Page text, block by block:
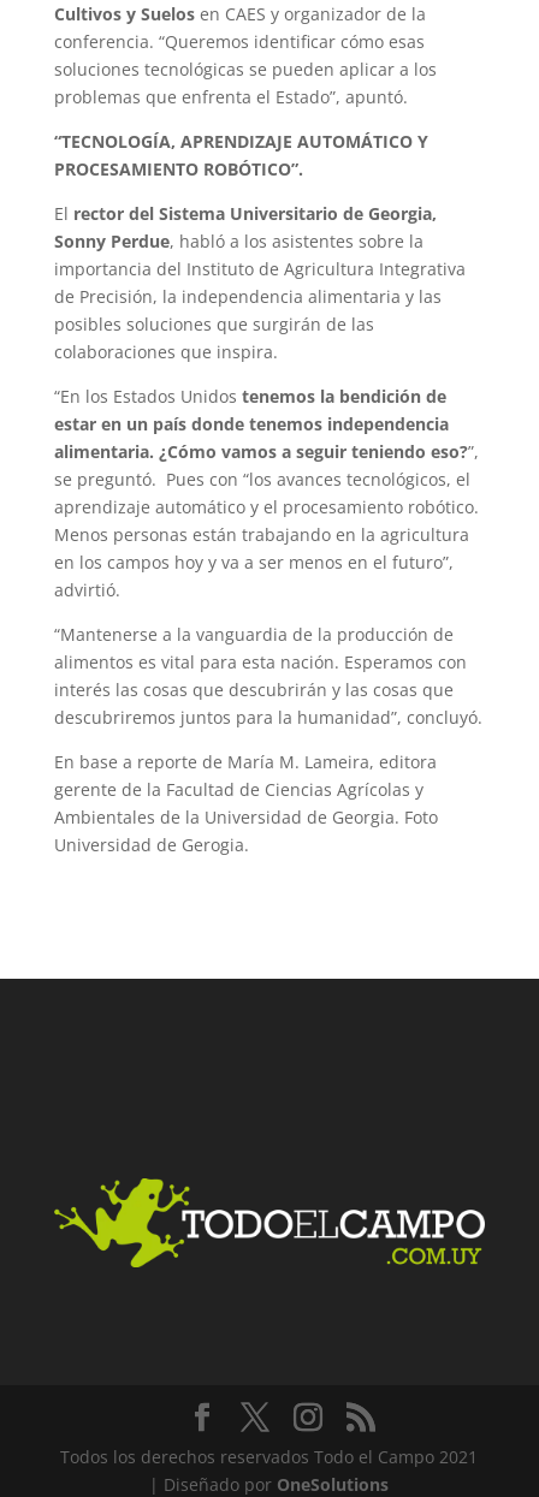
Cultivos y Suelosen CAES y organizador de la
conferencia. “Queremos identificar cómo esas
soluciones tecnológicas se pueden aplicar a los
problemas que enfrenta el Estado”, apuntó.
“TECNOLOGÍA, APRENDIZAJE AUTOMÁTICO Y
PROCESAMIENTO ROBÓTICO”.
El rector del Sistema Universitario de Georgia,
Sonny Perdue, habló a los asistentes sobre la
importancia del Instituto de Agricultura Integrativa
de Precisión, la independencia alimentaria y las
posibles soluciones que surgirán de las
colaboraciones que inspira.
“En los Estados Unidos tenemos la bendición de
estar en un país donde tenemos independencia
alimentaria. ¿Cómo vamos a seguir teniendo eso?”,
se preguntó. Pues con “los avances tecnológicos, el
aprendizaje automático y el procesamiento robótico.
Menos personas están trabajando en la agricultura
en los campos hoy y va a ser menos en el futuro”,
advirtió.
“Mantenerse a la vanguardia de la producción de
alimentos es vital para esta nación. Esperamos con
interés las cosas que descubrirán y las cosas que
descubriremos juntos para la humanidad”, concluyó.
En base a reporte de María M. Lameira, editora
gerente de la Facultad de Ciencias Agrícolas y
Ambientales de la Universidad de Georgia. Foto
Universidad de Gerogia.
Todos los derechos reservados Todo el Campo 2021
| Diseñado por OneSolutions